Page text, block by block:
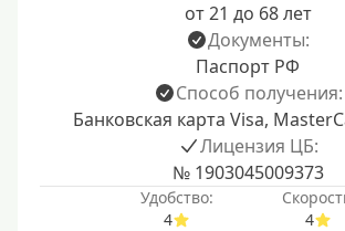
от 21 до 68 лет
Документы:
Паспорт РФ
Способ получения:
Банковская карта Visa,
Лицензия ЦБ:
№ 1903045009373
Удобство:
4
4